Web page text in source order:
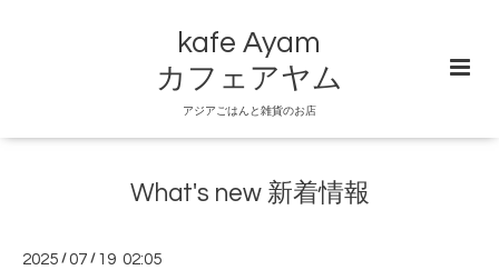
kafe Ayam
カフェアヤム
アジアごはんと雑貨のお店
What's new 新着情報
2025 /07 / 19 02:05